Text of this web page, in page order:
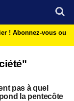
! Abonnez-vous ou
pas à quel
la pentecôte